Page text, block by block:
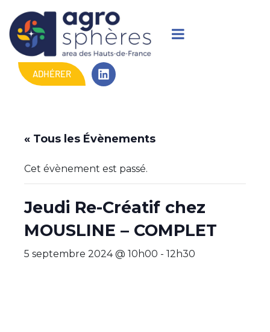
ADHÉRER
« Tous les Évènements
Cet évènement est passé.
Jeudi Re-Créatif chez
MOUSLINE – COMPLET
5 septembre 2024 @ 10h00 - 12h30